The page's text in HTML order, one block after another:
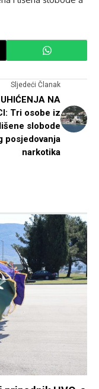
Sljedeći Članak
UHIĆENJA NA
Tri osobe iz
slobode
posjedovanja
narkotika